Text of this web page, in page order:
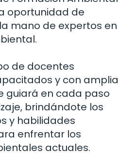
oportunidad de
mano de expertos en
de docentes
y con amplia
guiará en cada paso
brindándote los
y habilidades
enfrentar los
actuales.